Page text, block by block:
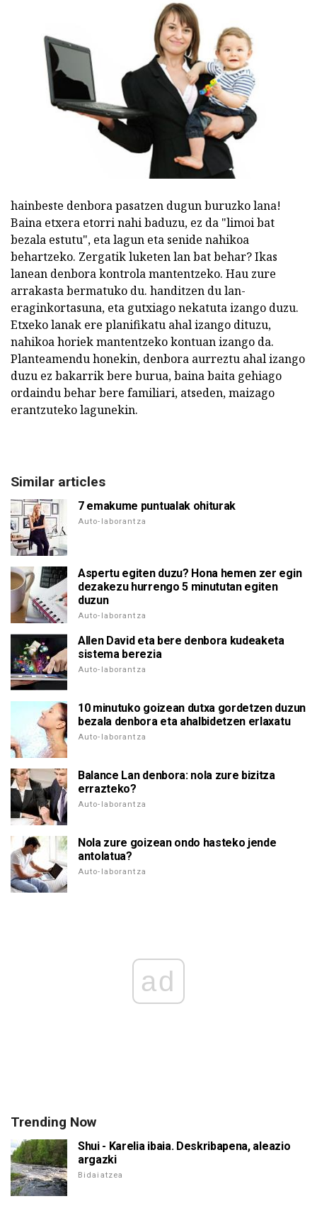
hainbeste denbora pasatzen dugun buruzko lana!
Baina etxera etorri nahi baduzu, ez da "limoi bat
bezala estutu", eta lagun eta senide nahikoa
behartzeko. Zergatik luketen lan bat behar? Ikas
lanean denbora kontrola mantentzeko. Hau zure
arrakasta bermatuko du. handitzen du lan-
eraginkortasuna, eta gutxiago nekatuta izango duzu.
Etxeko lanak ere planifikatu ahal izango dituzu,
nahikoa horiek mantentzeko kontuan izango da.
Planteamendu honekin, denbora aurreztu ahal izango
duzu ez bakarrik bere burua, baina baita gehiago
ordaindu behar bere familiari, atseden, maizago
erantzuteko lagunekin.
Similar articles
7 emakume puntualak ohiturak
Auto-laborantza
Aspertu egiten duzu? Hona hemen zer egin
dezakezu hurrengo 5 minututan egiten
duzun
Auto-laborantza
Allen David eta bere denbora kudeaketa
sistema berezia
Auto-laborantza
10 minutuko goizean dutxa gordetzen duzun
bezala denbora eta ahalbidetzen erlaxatu
Auto-laborantza
Balance Lan denbora: nola zure bizitza
errazteko?
Auto-laborantza
Nola zure goizean ondo hasteko jende
antolatua?
Auto-laborantza
ad
Trending Now
Shui - Karelia ibaia. Deskribapena, aleazio
argazki
Bidaiatzea